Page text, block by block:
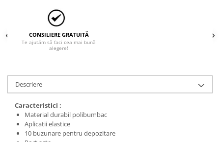
CONSILIERE GRATUITĂ
Te ajutăm să faci cea mai bună
alegere!
Descriere
Caracteristici :
Material durabil polibumbac
Aplicatii elastice
10 buzunare pentru depozitare